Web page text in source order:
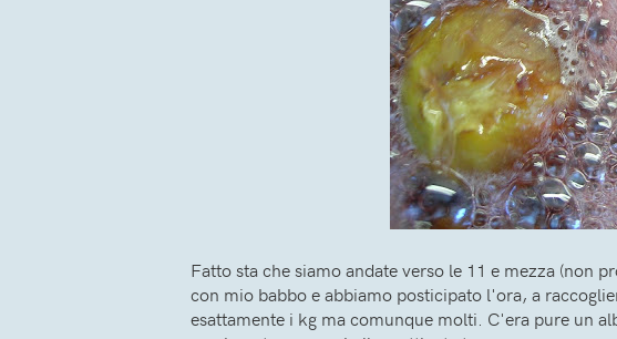
Fatto sta che siamo andate verso le 11 e mezza (non
con mio babbo e abbiamo posticipato l'ora, a
esattamente i kg ma comunque molti. C'era pure un